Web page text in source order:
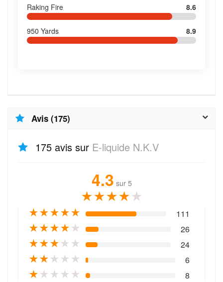
Raking Fire 8.6
950 Yards 8.9
Avis (175)
175 avis sur E-liquide N.K.V
4.3 sur 5
★★★★★
★★★★★ 111
★★★★★ 26
★★★★ ★ 24
★★★ ★ ★ 6
★★ ★ ★ ★ 8